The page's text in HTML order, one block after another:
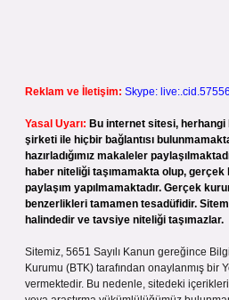
Reklam ve İletişim: Skype:
Yasal Uyarı: Bu internet sitesi,
şirketi ile hiçbir bağlantısı
hazırladığımız makaleler
haber niteliği taşımamakta olup,
paylaşım yapılmamaktadır. Gerçek
benzerlikleri tamamen tesadüfidir.
halindedir ve tavsiye niteliği taşımazlar.
Sitemiz, 5651 Sayılı Kanun gereğince
Kurumu (BTK) tarafından onaylanmış bir
vermektedir. Bu nedenle, sitedeki